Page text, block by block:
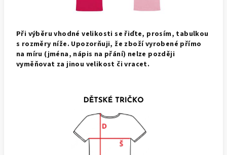
Při výběru vhodné velikosti se řiďte, prosím, tabulkou
s rozměry níže. Upozorňuji, že zboží vyrobené přímo
na míru (jména, nápis na přání) nelze později
vyměňovat za jinou velikost či vracet.